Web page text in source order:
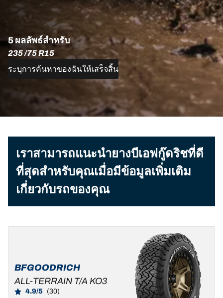
5 ผลลัพธ์สำหรับ
235 /75 R15
ระบุการค้นหาของฉันให้เสร็จสิ้น
เราสามารถแนะนำยางบีเอฟกู๊ดริชที่ดี
ที่สุดสำหรับคุณเมื่อมีข้อมูลเพิ่มเติม
เกี่ยวกับรถของคุณ
BFGOODRICH
ALL-TERRAIN T/A KO3
4.9/5 (30)